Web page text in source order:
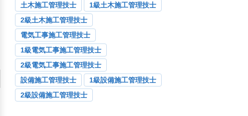
土木施工管理技士
1級土木施工管理技士
2級土木施工管理技士
電気工事施工管理技士
1級電気工事施工管理技士
2級電気工事施工管理技士
設備施工管理技士
1級設備施工管理技士
2級設備施工管理技士